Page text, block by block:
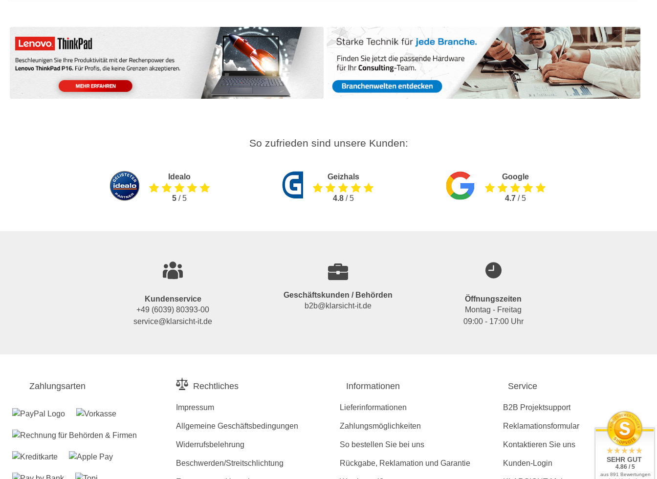
So zufrieden sind unsere Kunden:
Idealo
5/ 5
Geizhals
4.8/ 5
Google
4.7/ 5
Kundenservice
+49 (6039) 80393-00
service@klarsicht-it.de
Geschäftskunden / Behörden
b2b@klarsicht-it.de
Öffnungszeiten
Montag - Freitag
09:00 - 17:00 Uhr
Zahlungsarten Rechtliches
Impressum
Allgemeine Geschäftsbedingungen
Widerrufsbelehrung
Beschwerden/Streitschlichtung
Informationen
Lieferinformationen
Zahlungsmöglichkeiten
So bestellen Sie bei uns
Rückgabe, Reklamation und Garantie
Service
B2B Projektsupport
Reklamationsformular
Kontaktieren Sie uns
Kunden-Login SEHR GUT
4.86 / 5
aus 891 Bewertungen